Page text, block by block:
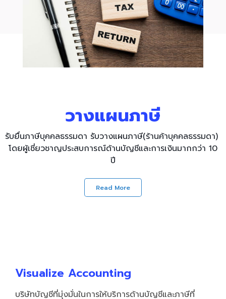
วางแผนภาษี
รับยื่นภาษีบุคคลธรรมดา รับวางแผนภาษี(ร้านค้าบุคคลธรรมดา)
โดยผู้เชี่ยวชาญประสบการณ์ด้านบัญชีและการเงินมากกว่า 10
ปี
Read More
Visualize Accounting
บริษัทบัญชีที่มุ่งมั่นในการให้บริการด้านบัญชีและภาษีที่